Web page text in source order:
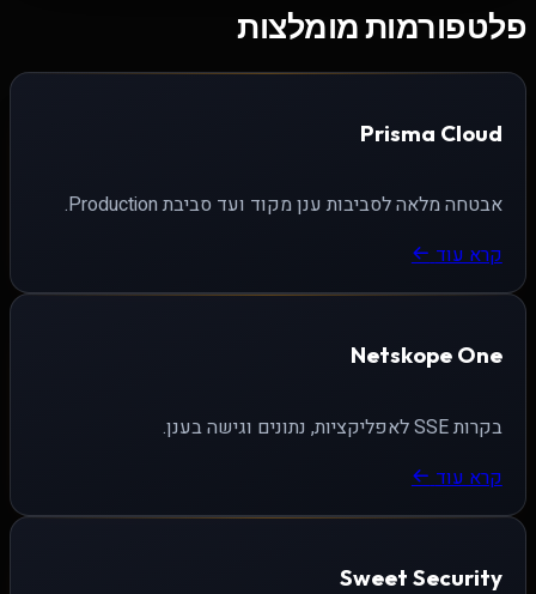
פלטפורמות מומלצות
Prisma Cloud
אבטחה מלאה לסביבות ענן מקוד ועד סביבת Production.
קרא עוד
Netskope One
בקרות SSE לאפליקציות, נתונים וגישה בענן.
קרא עוד
Sweet Security